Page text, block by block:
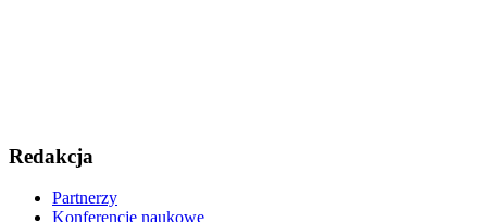
Redakcja
Partnerzy
Konferencje naukowe